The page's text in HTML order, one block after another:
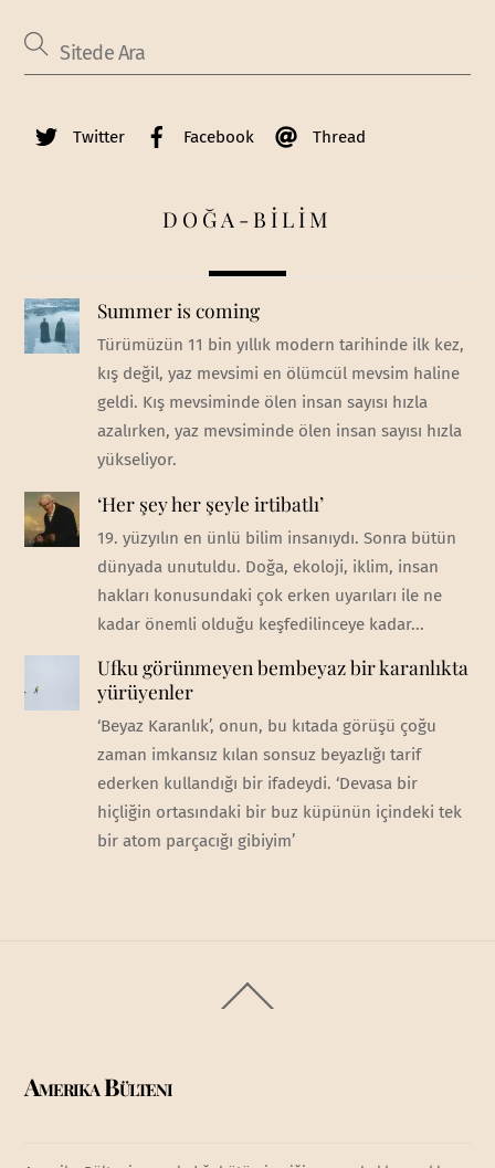
Twitter Facebook Thread
DOĞA-BİLİM
Summer is coming
Türümüzün 11 bin yıllık modern tarihinde ilk kez,
kış değil, yaz mevsimi en ölümcül mevsim haline
geldi. Kış mevsiminde ölen insan sayısı hızla
azalırken, yaz mevsiminde ölen insan sayısı hızla
yükseliyor.
‘Her şey her şeyle irtibatlı’
19. yüzyılın en ünlü bilim insanıydı. Sonra bütün
dünyada unutuldu. Doğa, ekoloji, iklim, insan
hakları konusundaki çok erken uyarıları ile ne
kadar önemli olduğu keşfedilinceye kadar...
Ufku görünmeyen bembeyaz bir karanlıkta
yürüyenler
‘Beyaz Karanlık’, onun, bu kıtada görüşü çoğu
zaman imkansız kılan sonsuz beyazlığı tarif
ederken kullandığı bir ifadeydi. ‘Devasa bir
hiçliğin ortasındaki bir buz küpünün içindeki tek
bir atom parçacığı gibiyim’
To
Amerika Bülteni